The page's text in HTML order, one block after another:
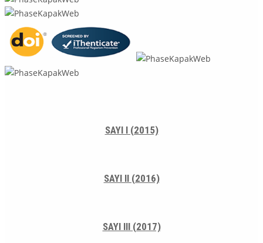
SAYI I (2015)
SAYI II (2016)
SAYI III (2017)